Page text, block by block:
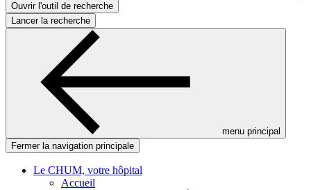
Ouvrir l'outil de recherche
Lancer la recherche
menu principal
Fermer la navigation principale
Le CHUM, votre hôpital
Accueil